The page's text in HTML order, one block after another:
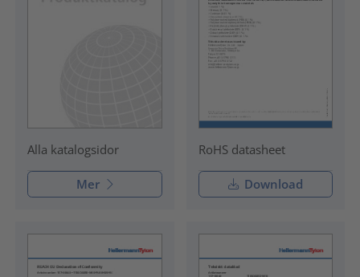
Alla katalogsidor
Mer
RoHS datasheet
Download